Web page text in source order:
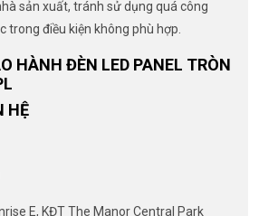
sản xuất, tránh sử dụng quá công
trong điều kiện không phù hợp.
HÀNH ĐÈN LED PANEL TRÒN
HỆ
E, KĐT The Manor Central Park